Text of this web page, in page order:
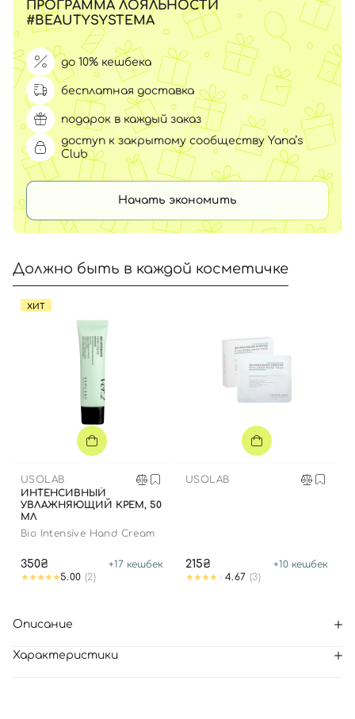
ПРОГРАММА ЛОЯЛЬНОСТИ
#BEAUTYSYSTEMA
до 10% кешбека
бесплатная доставка
подарок в каждый заказ
доступ к закрытому сообществу Yana’s
Club
Начать экономить
Должно быть в каждой косметичке
ХИТ
USOLAB
ИНТЕНСИВНЫЙ
УВЛАЖНЯЮЩИЙ КРЕМ, 50
МЛ
Bio Intensive Hand Cream
350₴ +17 кешбек
5.00 (2)
USOLAB
215₴ +10 кешбек
4.67 (3)
Описание
Характеристики